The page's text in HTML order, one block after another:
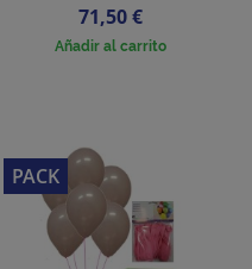
Precio
71,50 €
Añadir al carrito
PACK